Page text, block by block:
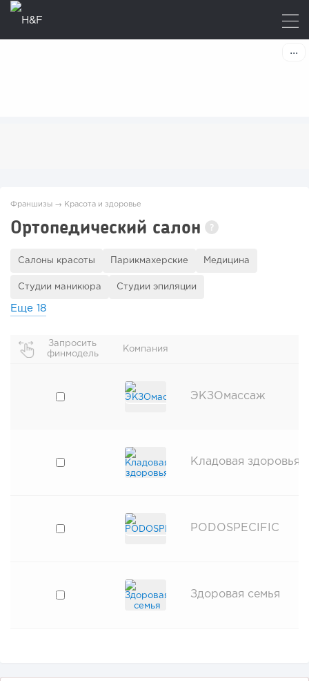
Франшизы → Красота и здоровье
Ортопедический салон ?
Салоны красоты Парикмахерские Медицина
Студии маникюра Студии эпиляции
Еще 18
Запросить
финмодель
Компания
ЭКЗОмассаж
Кладовая здоровья
PODOSPECIFIC
Здоровая семья